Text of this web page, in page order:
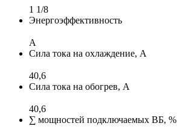
1 1/8
Энергоэффективность
A
Сила тока на охлаждение, А
40,6
Сила тока на обогрев, А
40,6
∑ мощностей подключаемых ВБ, %